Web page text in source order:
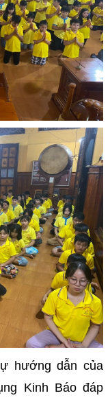
hướng dẫn của
Kinh Báo đáp